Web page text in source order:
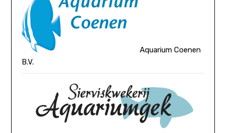
Aquarium Coenen
B.V.